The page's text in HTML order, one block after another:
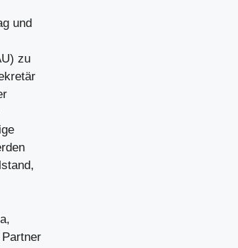
und
zu